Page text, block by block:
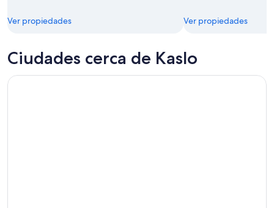
Ver propiedades Ver propiedades
Ciudades cerca de Kaslo